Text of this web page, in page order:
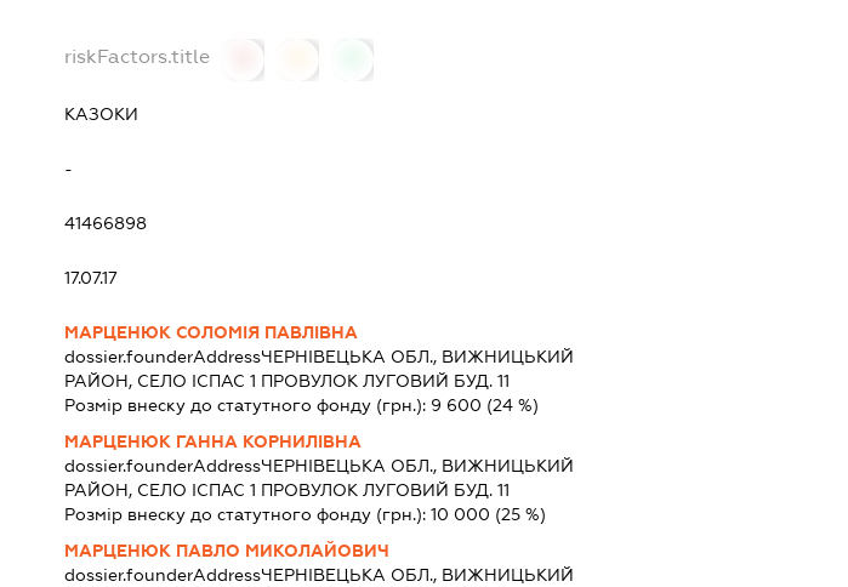
riskFactors.title
КАЗОКИ
-
41466898
17.07.17
МАРЦЕНЮК СОЛОМІЯ ПАВЛІВНА
dossier.founderAddressЧЕРНІВЕЦЬКА ОБЛ., ВИЖНИЦЬКИЙ
РАЙОН, СЕЛО ІСПАС 1 ПРОВУЛОК ЛУГОВИЙ БУД. 11
Розмір внеску до статутного фонду (грн.): 9 600 (24 %)
МАРЦЕНЮК ГАННА КОРНИЛІВНА
dossier.founderAddressЧЕРНІВЕЦЬКА ОБЛ., ВИЖНИЦЬКИЙ
РАЙОН, СЕЛО ІСПАС 1 ПРОВУЛОК ЛУГОВИЙ БУД. 11
Розмір внеску до статутного фонду (грн.): 10 000 (25 %)
МАРЦЕНЮК ПАВЛО МИКОЛАЙОВИЧ
dossier.founderAddressЧЕРНІВЕЦЬКА ОБЛ., ВИЖНИЦЬКИЙ